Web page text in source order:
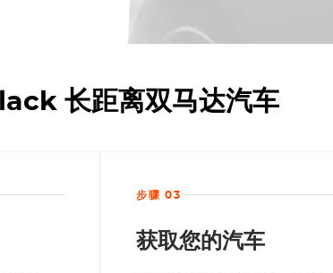
长距离双马达汽车
步骤 03
获取您的汽车